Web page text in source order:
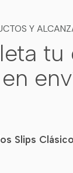
Y
tu
Slips